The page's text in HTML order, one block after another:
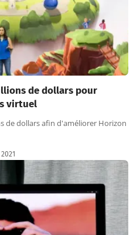
de dollars pour
virtuel
de dollars afin d'améliorer Horizon